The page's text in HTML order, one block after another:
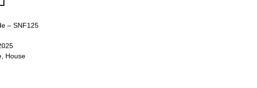
– SNF125
House